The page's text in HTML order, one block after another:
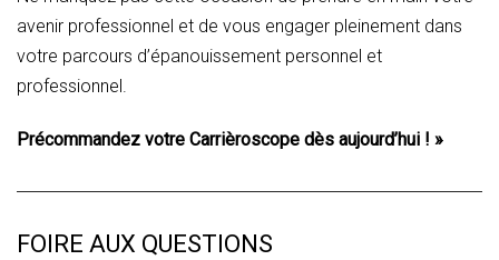
avenir professionnel et de vous engager pleinement dans
votre parcours d’épanouissement personnel et
professionnel.
Précommandez votre Carrièroscope dès aujourd’hui ! »
FOIRE AUX QUESTIONS